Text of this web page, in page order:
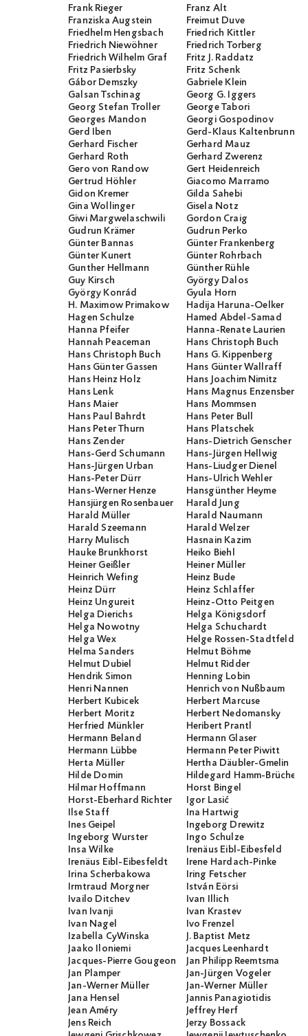
Frank Rieger
Franz Alt
Franziska Augstein
Freimut Duve
Friedhelm Hengsbach
Friedrich Kittler
Friedrich Niewöhner
Friedrich Torberg
Friedrich Wilhelm Graf
Fritz J. Raddatz
Fritz Pasierbsky
Fritz Schenk
Gábor Demszky
Gabriele Klein
Galsan Tschinag
Georg G. Iggers
Georg Stefan Troller
George Tabori
Georges Mandon
Georgi Gospodinov
Gerd Iben
Gerd-Klaus Kaltenbrunner
Gerhard Fischer
Gerhard Mauz
Gerhard Roth
Gerhard Zwerenz
Gero von Randow
Gert Heidenreich
Gertrud Höhler
Giacomo Marramo
Gidon Kremer
Gilda Sahebi
Gina Wollinger
Gisela Notz
Giwi Margwelaschwili
Gordon Craig
Gudrun Krämer
Gudrun Perko
Günter Bannas
Günter Frankenberg
Günter Kunert
Günter Rohrbach
Gunther Hellmann
Günther Rühle
Guy Kirsch
György Dalos
György Konrád
Gyula Horn
H. Maximow Primakow
Hadija Haruna-Oelker
Hagen Schulze
Hamed Abdel-Samad
Hanna Pfeifer
Hanna-Renate Laurien
Hannah Peaceman
Hans Christoph Buch
Hans Christoph Buch
Hans G. Kippenberg
Hans Günter Gassen
Hans Günter Wallraff
Hans Heinz Holz
Hans Joachim Nimitz
Hans Lenk
Hans Magnus
Hans Maier
Hans Mommsen
Hans Paul Bahrdt
Hans Peter Bull
Hans Peter Thurn
Hans Platschek
Hans Zender
Hans-Dietrich Genscher
Hans-Gerd Schumann
Hans-Jürgen Hellwig
Hans-Jürgen Urban
Hans-Liudger Dienel
Hans-Peter Dürr
Hans-Ulrich Wehler
Hans-Werner Henze
Hansgünther Heyme
Hansjürgen Rosenbauer
Harald Jung
Harald Müller
Harald Naumann
Harald Szeemann
Harald Welzer
Harry Mulisch
Hasnain Kazim
Hauke Brunkhorst
Heiko Biehl
Heiner Geißler
Heiner Müller
Heinrich Wefing
Heinz Bude
Heinz Dürr
Heinz Schlaffer
Heinz Ungureit
Heinz-Otto Peitgen
Helga Dierichs
Helga Königsdorf
Helga Nowotny
Helga Schuchardt
Helga Wex
Helge Rossen-Stadtfeld
Helma Sanders
Helmut Böhme
Helmut Dubiel
Helmut Ridder
Hendrik Simon
Henning Lobin
Henri Nannen
Henrich von Nußbaum
Herbert Kubicek
Herbert Marcuse
Herbert Moritz
Herbert Nedomansky
Herfried Münkler
Heribert Prantl
Hermann Beland
Hermann Glaser
Hermann Lübbe
Hermann Peter Piwitt
Herta Müller
Hertha Däubler-Gmelin
Hilde Domin
Hildegard Hamm-Brücher
Hilmar Hoffmann
Horst Bingel
Horst-Eberhard Richter
Igor Lasić
Ilse Staff
Ina Hartwig
Ines Geipel
Ingeborg Drewitz
Ingeborg Wurster
Ingo Schulze
Insa Wilke
Irenäus Eibl-Eibesfeld
Irenäus Eibl-Eibesfeldt
Irene Hardach-Pinke
Irina Scherbakowa
Iring Fetscher
Irmtraud Morgner
István Eörsi
Ivailo Ditchev
Ivan Illich
Ivan Ivanji
Ivan Krastev
Ivan Nagel
Ivo Frenzel
Izabella CyWinska
J. Baptist Metz
Jaako Iloniemi
Jacques Leenhardt
Jacques-Pierre Gougeon
Jan Philipp Reemtsma
Jan Plamper
Jan-Jürgen Vogeler
Jan-Werner Müller
Jan-Werner Müller
Jana Hensel
Jannis Panagiotidis
Jean Améry
Jeffrey Herf
Jens Reich
Jerzy Bossack